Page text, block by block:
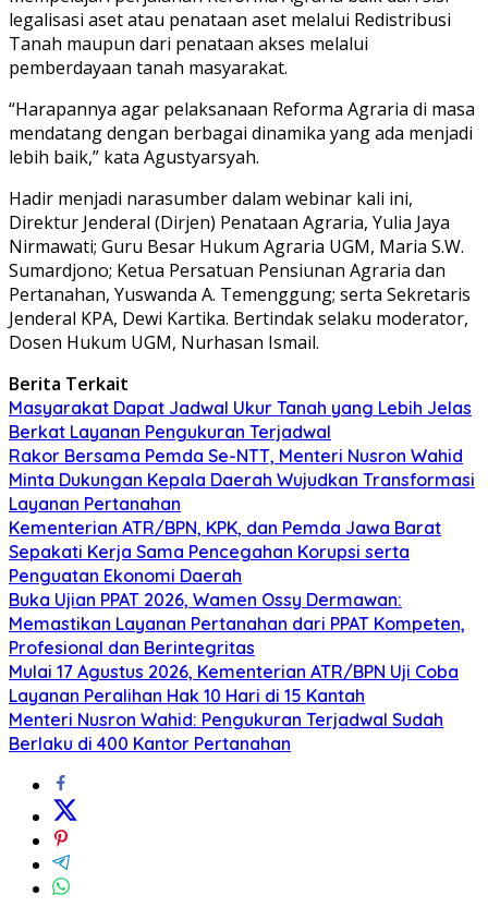
legalisasi aset atau penataan aset melalui Redistribusi
Tanah maupun dari penataan akses melalui
pemberdayaan tanah masyarakat.
“Harapannya agar pelaksanaan Reforma Agraria di masa
mendatang dengan berbagai dinamika yang ada menjadi
lebih baik,” kata Agustyarsyah.
Hadir menjadi narasumber dalam webinar kali ini,
Direktur Jenderal (Dirjen) Penataan Agraria, Yulia Jaya
Nirmawati; Guru Besar Hukum Agraria UGM, Maria S.W.
Sumardjono; Ketua Persatuan Pensiunan Agraria dan
Pertanahan, Yuswanda A. Temenggung; serta Sekretaris
Jenderal KPA, Dewi Kartika. Bertindak selaku moderator,
Dosen Hukum UGM, Nurhasan Ismail.
Berita Terkait
Masyarakat Dapat Jadwal Ukur Tanah yang Lebih Jelas
Berkat Layanan Pengukuran Terjadwal
Rakor Bersama Pemda Se-NTT, Menteri Nusron Wahid
Minta Dukungan Kepala Daerah Wujudkan Transformasi
Layanan Pertanahan
Kementerian ATR/BPN, KPK, dan Pemda Jawa Barat
Sepakati Kerja Sama Pencegahan Korupsi serta
Penguatan Ekonomi Daerah
Buka Ujian PPAT 2026, Wamen Ossy Dermawan:
Memastikan Layanan Pertanahan dari PPAT Kompeten,
Profesional dan Berintegritas
Mulai 17 Agustus 2026, Kementerian ATR/BPN Uji Coba
Layanan Peralihan Hak 10 Hari di 15 Kantah
Menteri Nusron Wahid: Pengukuran Terjadwal Sudah
Berlaku di 400 Kantor Pertanahan